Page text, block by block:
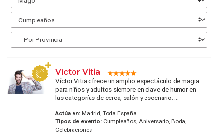
Víctor Vitia
Víctor Vitia ofrece un amplio espectáculo de magia
para niños y adultos siempre en clave de humor en
las categorías de cerca, salón y escenario. ...
Actúa en:Madrid, Toda España
Tipos de evento:Cumpleaños, Aniversario, Boda,
Celebraciones